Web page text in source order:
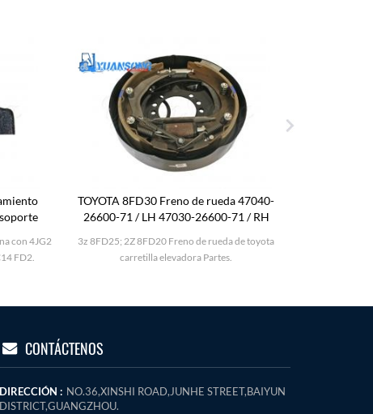
con 4JG2
FD2.
TOYOTA 8FD30 Freno de rueda 47040-
26600-71 / LH 47030-26600-71 / RH
3z 8FD25; 2Z 8FD20 Freno de rueda de toyota
carretilla elevadora Partes.
CONTÁCTENOS
DIRECCIÓN : NO.36,XINSHI ROAD,JUNHE STREET,BAIYUN
DISTRICT,GUANGZHOU.